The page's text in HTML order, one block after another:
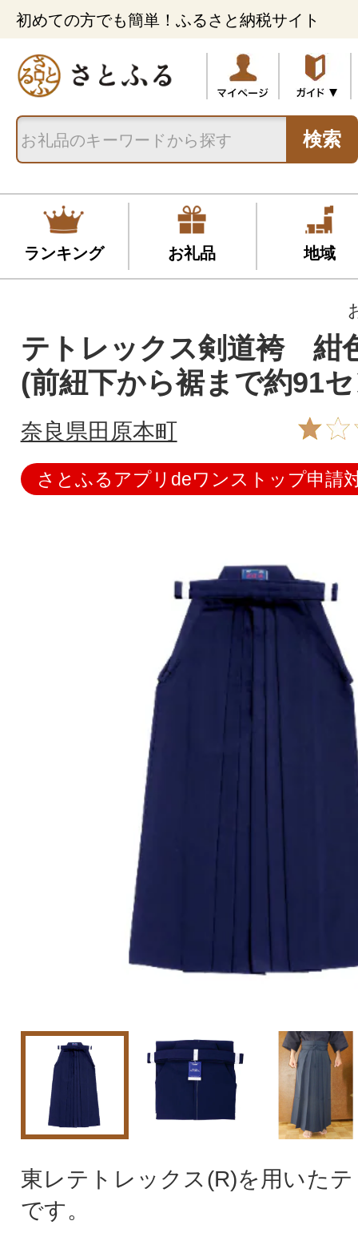
初めての方でも簡単！ふるさと納税サイト
検索
ランキング お礼品 地域
テトレックス剣道袴
(前紐下から裾まで約91
奈良県田原本町
さとふるアプリdeワンストップ申請
東レテトレックス(R)を用いた
です。